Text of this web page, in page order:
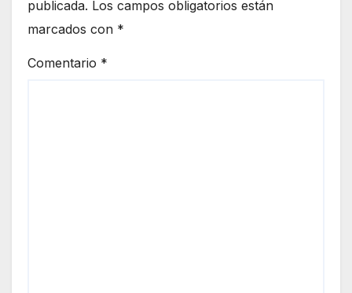
publicada. Los campos obligatorios están
marcados con *
Comentario *